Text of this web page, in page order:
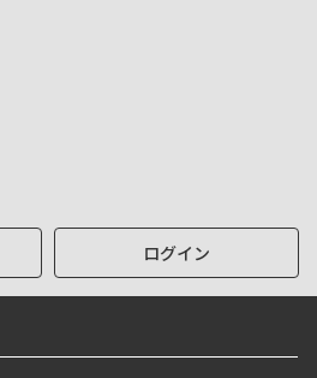
ログイン